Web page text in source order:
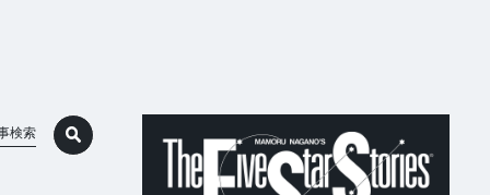
検索